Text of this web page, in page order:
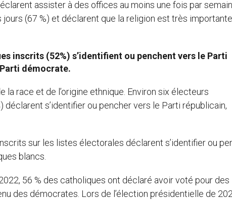
assister à des offices au moins une fois par
(67 %) et déclarent que la religion est très importante
inscrits (52%) s’identifient ou penchent vers le Parti
démocrate.
la race et de l’origine ethnique. Environ six électeurs
s’identifier ou pencher vers le Parti républicain,
sur les listes électorales déclarent s’identifier ou
blancs.
56 % des catholiques ont déclaré avoir voté pour des
des démocrates. Lors de l’élection présidentielle de